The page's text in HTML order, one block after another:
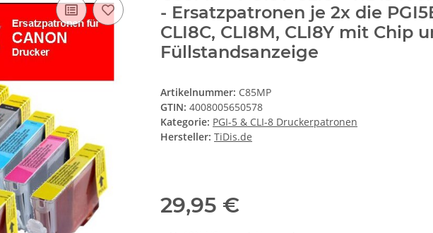
- Ersatzpatronen je 2x die
CLI8C, CLI8M, CLI8Y mit Chip
Füllstandsanzeige
Artikelnummer: C85MP
GTIN: 4008005650578
Kategorie: PGI-5 & CLI-8 Druckerpatronen
Hersteller: TiDis.de
29,95 €